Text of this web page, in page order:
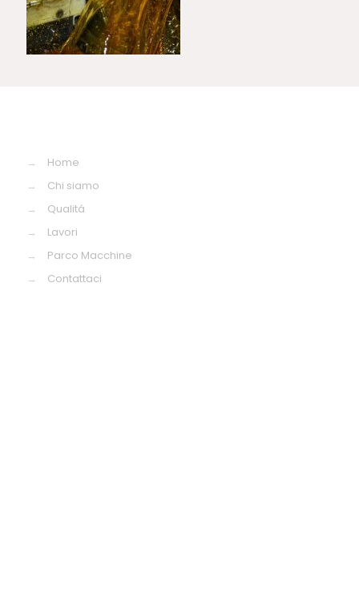
→
Home
→
Chi siamo
→
Qualitá
→
Lavori
→
Parco Macchine
→
Contattaci